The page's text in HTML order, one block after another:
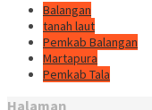
Balangan
tanah laut
Pemkab Balangan
Martapura
Pemkab Tala
Halaman